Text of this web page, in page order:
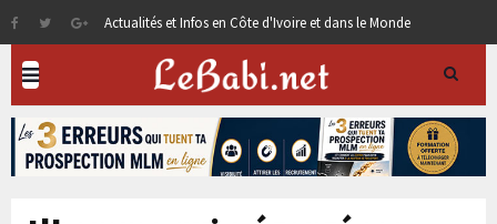
Actualités et Infos en Côte d'Ivoire et dans le Monde